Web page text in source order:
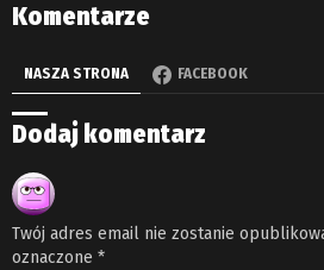
Komentarze
NASZA STRONA FACEBOOK
Dodaj komentarz
Twój adres email nie zostanie
oznaczone *